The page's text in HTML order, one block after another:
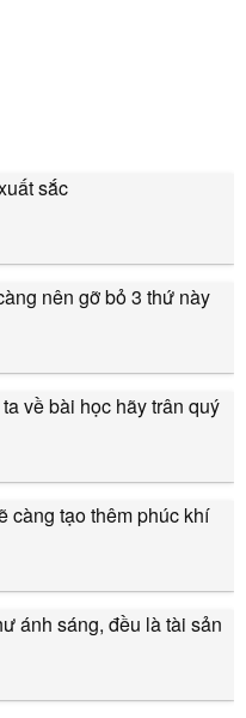
sắc
nên gỡ bỏ 3 thứ này
về bài học hãy trân quý
càng tạo thêm phúc khí
ánh sáng, đều là tài sản